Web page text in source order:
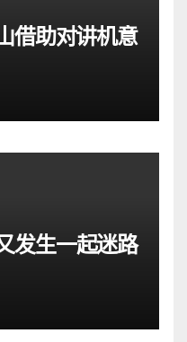
借助对讲机意
发生一起迷路